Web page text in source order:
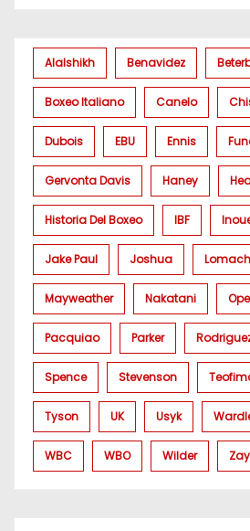
Alalshikh Benavidez
Boxeo Italiano Canelo
Dubois EBU Ennis
Gervonta Davis Haney
Historia Del Boxeo IBF
Jake Paul Joshua
Mayweather Nakatani
Pacquiao Parker
Spence Stevenson
Tyson UK Usyk
WBC WBO Wilder